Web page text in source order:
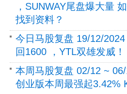
，SUNWAY尾盘爆大量
找到资料？
今日马股复盘 19/12/
回1600 ，YTL双雄发威！
本周马股复盘 02/12 ~
创业版本周最强起3.42%